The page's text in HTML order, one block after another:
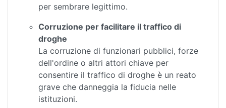
per sembrare legittimo.
Corruzione per facilitare il traffico di
droghe
La corruzione di funzionari pubblici, forze
dell'ordine o altri attori chiave per
consentire il traffico di droghe è un reato
grave che danneggia la fiducia nelle
istituzioni.